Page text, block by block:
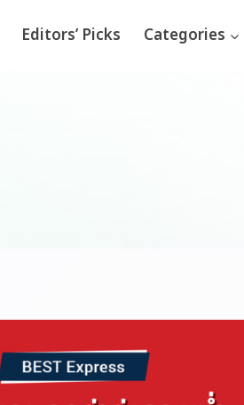
Editors’ Picks Categories